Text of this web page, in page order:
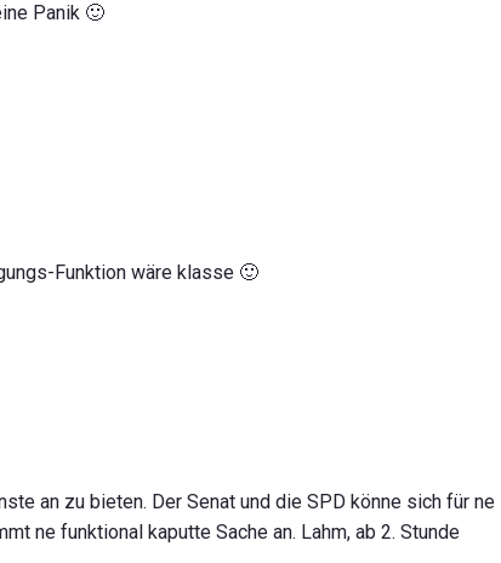
Panik 🙂
Funktion wäre klasse 🙂
an zu bieten. Der Senat und die SPD könne sich für ne
ne funktional kaputte Sache an. Lahm, ab 2. Stunde